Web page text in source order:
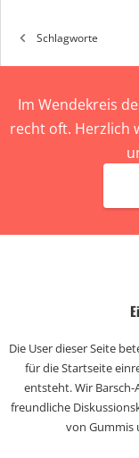
Schlagworte
Im Wendekreis
recht oft. Herzlich
Die User dieser Seite
für die Startseite
entsteht. Wir
freundliche
von Gummis